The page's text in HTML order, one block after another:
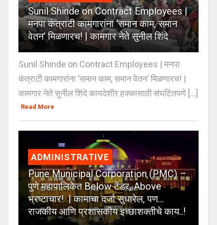
Sunil Shinde on Contract Employees |
मनपा कंत्राटी कामगारांना ‘समान काम, समान
वेतन’ मिळणारच! | कामगार नेते सुनील शिंदे
Sunil Shinde on Contract Employees | मनपा
कंत्राटी कामगारांना ‘समान काम, समान वेतन’ मिळणारच! |
कामगार नेते सुनील शिंदे कायदेशीर हक्कासाठी संघटितपणे [...]
Read More
ADMINISTRATIVE
Pune Municipal Corporation (PMC) –
पुणे महापालिकेत Below टेंडर, Above
भ्रष्टाचार! | कामाचा दर्जा सुधारेल, पण…
राजकीय आणि प्रशासकीय इच्छाशक्तीचे काय..!